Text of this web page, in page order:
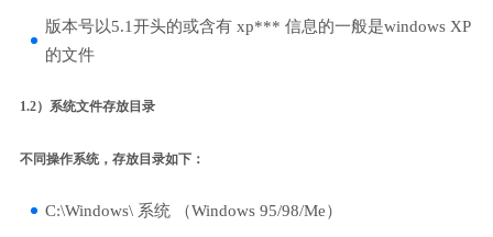
版本号以5.1开头的或含有 xp*** 信息的一般是windows XP
的文件
1.2）系统文件存放目录
不同操作系统，存放目录如下：
C:\Windows\ 系统 （Windows 95/98/Me）